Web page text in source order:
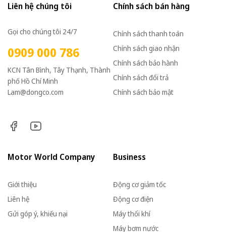
Liên hệ chúng tôi
Gọi cho chúng tôi 24/7
0909 000 786
KCN Tân Bình, Tây Thạnh, Thành
phố Hồ Chí Minh
Lam@dongco.com
Chính sách bán hàng
Chính sách thanh toán
Chính sách giao nhận
Chính sách bảo hành
Chính sách đổi trả
Chính sách bảo mật
Motor World Company
Giới thiệu
Liên hệ
Gửi góp ý, khiếu nại
Business
Động cơ giảm tốc
Động cơ điện
Máy thổi khí
Máy bơm nước